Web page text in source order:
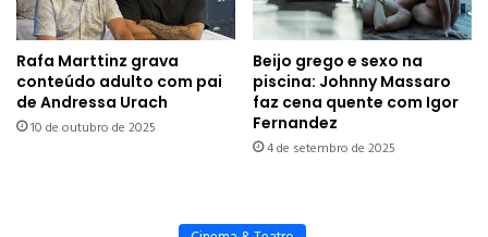
Rafa Marttinz grava
conteúdo adulto com pai
de Andressa Urach
10 de outubro de 2025
Beijo grego e sexo na
piscina: Johnny Massaro
faz cena quente com Igor
Fernandez
4 de setembro de 2025